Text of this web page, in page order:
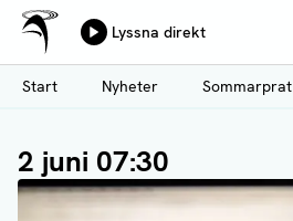
Hoppa
till
huvudinnehåll
Ålands Radio & TV
Lyssna direkt
Start
Nyheter Sommarprat
2 juni 07:30